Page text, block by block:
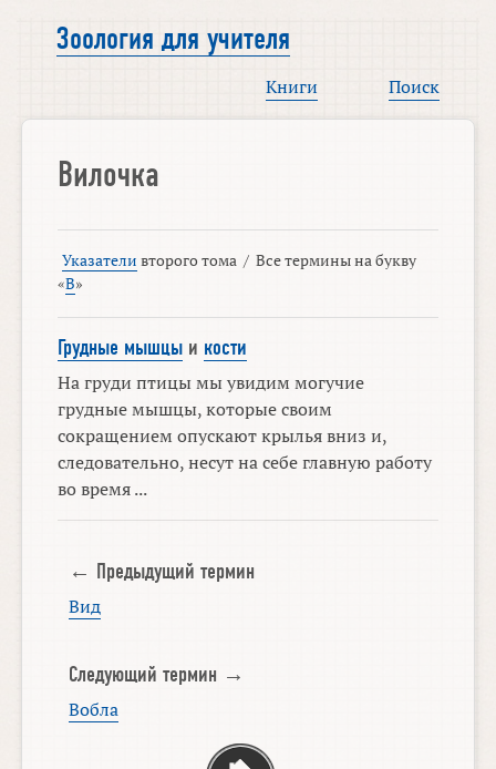
Зоология для учителя
Книги Поиск
Вилочка
Указатели второго тома / Все термины на букву
«В»
Грудные мышцы и кости
На груди птицы мы увидим могучие
грудные мышцы, которые своим
сокращением опускают крылья вниз и,
следовательно, несут на себе главную работу
во время ...
← Предыдущий термин
Вид
Следующий термин →
Вобла